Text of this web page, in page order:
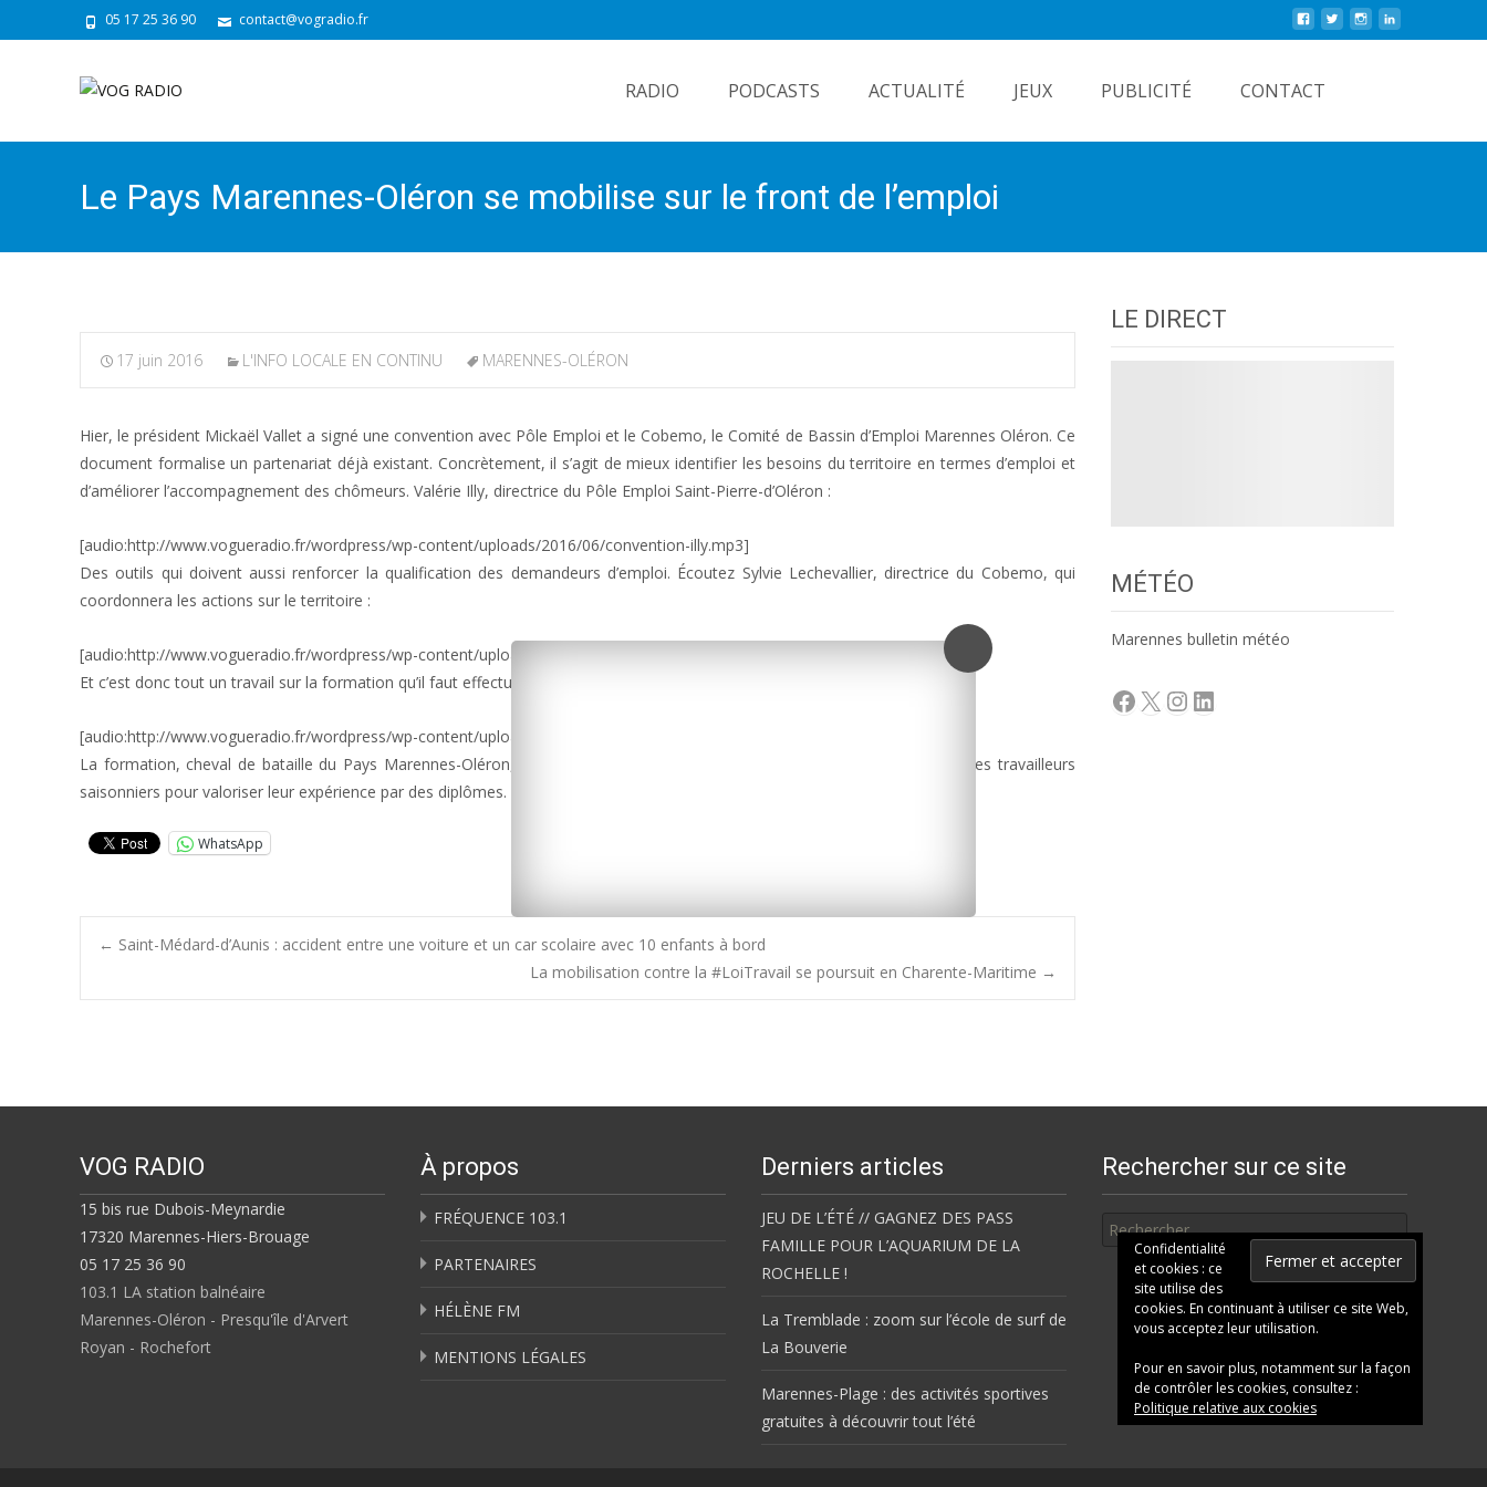
05 17 25 36 90 contact@vogradio.fr
RADIO PODCASTS ACTUALITÉ JEUX PUBLICITÉ CONTACT
Le Pays Marennes-Oléron se mobilise sur le front de l’emploi
17 juin 2016 L'INFO LOCALE EN CONTINU MARENNES-OLÉRON
Hier, le président Mickaël Vallet a signé une convention avec Pôle Emploi et le Cobemo, le Comité de Bassin d’Emploi Marennes Oléron. Ce
document formalise un partenariat déjà existant. Concrètement, il s’agit de mieux identifier les besoins du territoire en termes d’emploi et
d’améliorer l’accompagnement des chômeurs. Valérie Illy, directrice du Pôle Emploi Saint-Pierre-d’Oléron :
[audio:http://www.vogueradio.fr/wordpress/wp-content/uploads/2016/06/convention-illy.mp3]
Des outils qui doivent aussi renforcer la qualification des demandeurs d’emploi. Écoutez Sylvie Lechevallier, directrice du Cobemo, qui
coordonnera les actions sur le territoire :
[audio:http://www.vogueradio.fr/wordpress/wp-content/uploads/2016/06/convention-lechevallier.mp3]
Et c’est donc tout un travail sur la formation qu’il faut effectuer. Ce que confirme Mickaël Vallet :
[audio:http://www.vogueradio.fr/wordpress/wp-content/uploads/2016/06/convention-vallet.mp3]
La formation, cheval de bataille du Pays Marennes-Oléron, de Pôle Emploi et du Cobemo, et dont l’accent sera mis sur les travailleurs
saisonniers pour valoriser leur expérience par des diplômes.
WhatsApp
Post
← Saint-Médard-d’Aunis : accident entre une voiture et un car scolaire avec 10 enfants à bord
La mobilisation contre la #LoiTravail se poursuit en Charente-Maritime →
LE DIRECT
MÉTÉO
Marennes bulletin météo
Facebook
X Instagram
LinkedIn
VOG RADIO
15 bis rue Dubois-Meynardie
17320 Marennes-Hiers-Brouage
05 17 25 36 90
103.1 LA station balnéaire
Marennes-Oléron - Presqu'île d'Arvert
Royan - Rochefort
À propos
FRÉQUENCE 103.1
PARTENAIRES
HÉLÈNE FM
MENTIONS LÉGALES
Derniers articles
JEU DE L’ÉTÉ // GAGNEZ DES PASS
FAMILLE POUR L’AQUARIUM DE LA
ROCHELLE !
La Tremblade : zoom sur l’école de surf de
La Bouverie
Marennes-Plage : des activités sportives
gratuites à découvrir tout l’été
Rechercher sur ce site
Confidentialité
et cookies : ce
site utilise des
cookies. En continuant à utiliser ce site Web,
vous acceptez leur utilisation.
Pour en savoir plus, notamment sur la façon
de contrôler les cookies, consultez :
Politique relative aux cookies